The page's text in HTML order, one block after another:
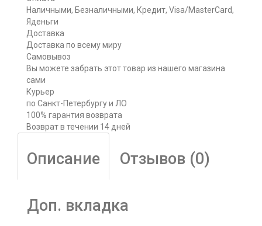
Наличными, Безналичными, Кредит, Visa/MasterCard,
Яденьги
Доставка
Доставка по всему миру
Самовывоз
Вы можете забрать этот товар из нашего магазина
сами
Курьер
по Санкт-Петербургу и ЛО
100% гарантия возврата
Возврат в течении 14 дней
Описание Отзывов (0)
Доп. вкладка